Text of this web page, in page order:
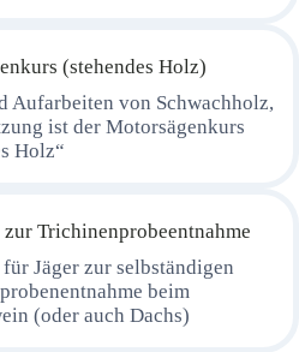
(stehendes Holz)
Aufarbeiten von Schwachholz,
ist der Motorsägenkurs
Holz“
Trichinenprobeentnahme
Jäger zur selbständigen
beim
(oder auch Dachs)